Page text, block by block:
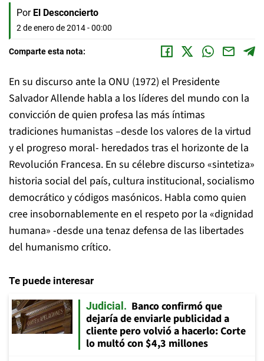
Por El Desconcierto
2 de enero de 2014 - 00:00
Comparte esta nota:
En su discurso ante la ONU (1972) el Presidente
Salvador Allende habla a los líderes del mundo con la
convicción de quien profesa las más íntimas
tradiciones humanistas –desde los valores de la virtud
y el progreso moral- heredados tras el horizonte de la
Revolución Francesa. En su célebre discurso «sintetiza»
historia social del país, cultura institucional, socialismo
democrático y códigos masónicos. Habla como quien
cree insobornablemente en el respeto por la «dignidad
humana» -desde una tenaz defensa de las libertades
del humanismo crítico.
Te puede interesar
Judicial
Banco confirmó que
dejaría de enviarle publicidad a
cliente pero volvió a hacerlo: Corte
lo multó con $4,3 millones